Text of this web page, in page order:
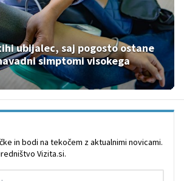
ubijalec, saj pogosto ostane
simptomi visokega
in bodi na tekočem z aktualnimi novicami.
Vizita.si.